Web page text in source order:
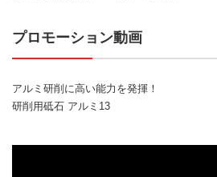
プロモーション動画
アルミ研削に高い能力を発揮！
研削用砥石 アルミ13